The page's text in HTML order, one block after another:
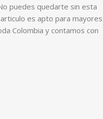
puedes quedarte sin esta
es apto para mayores
Colombia y contamos con